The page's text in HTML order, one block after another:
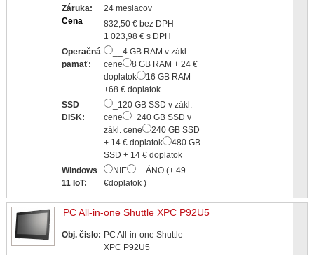
Záruka:
24 mesiacov
Cena
832,50 € bez DPH
1 023,98 € s DPH
Operačná
pamäť:
__4 GB RAM v zákl.
cene
8 GB RAM + 24 €
doplatok
16 GB RAM
+68 € doplatok
SSD
DISK:
_120 GB SSD v zákl.
cene
_240 GB SSD v
zákl. cene
240 GB SSD
+ 14 € doplatok
480 GB
SSD + 14 € doplatok
Windows
11 IoT:
NIE
__ÁNO (+ 49
€doplatok )
PC All-in-one Shuttle XPC P92U5
Obj. čislo: PC All-in-one Shuttle
XPC P92U5